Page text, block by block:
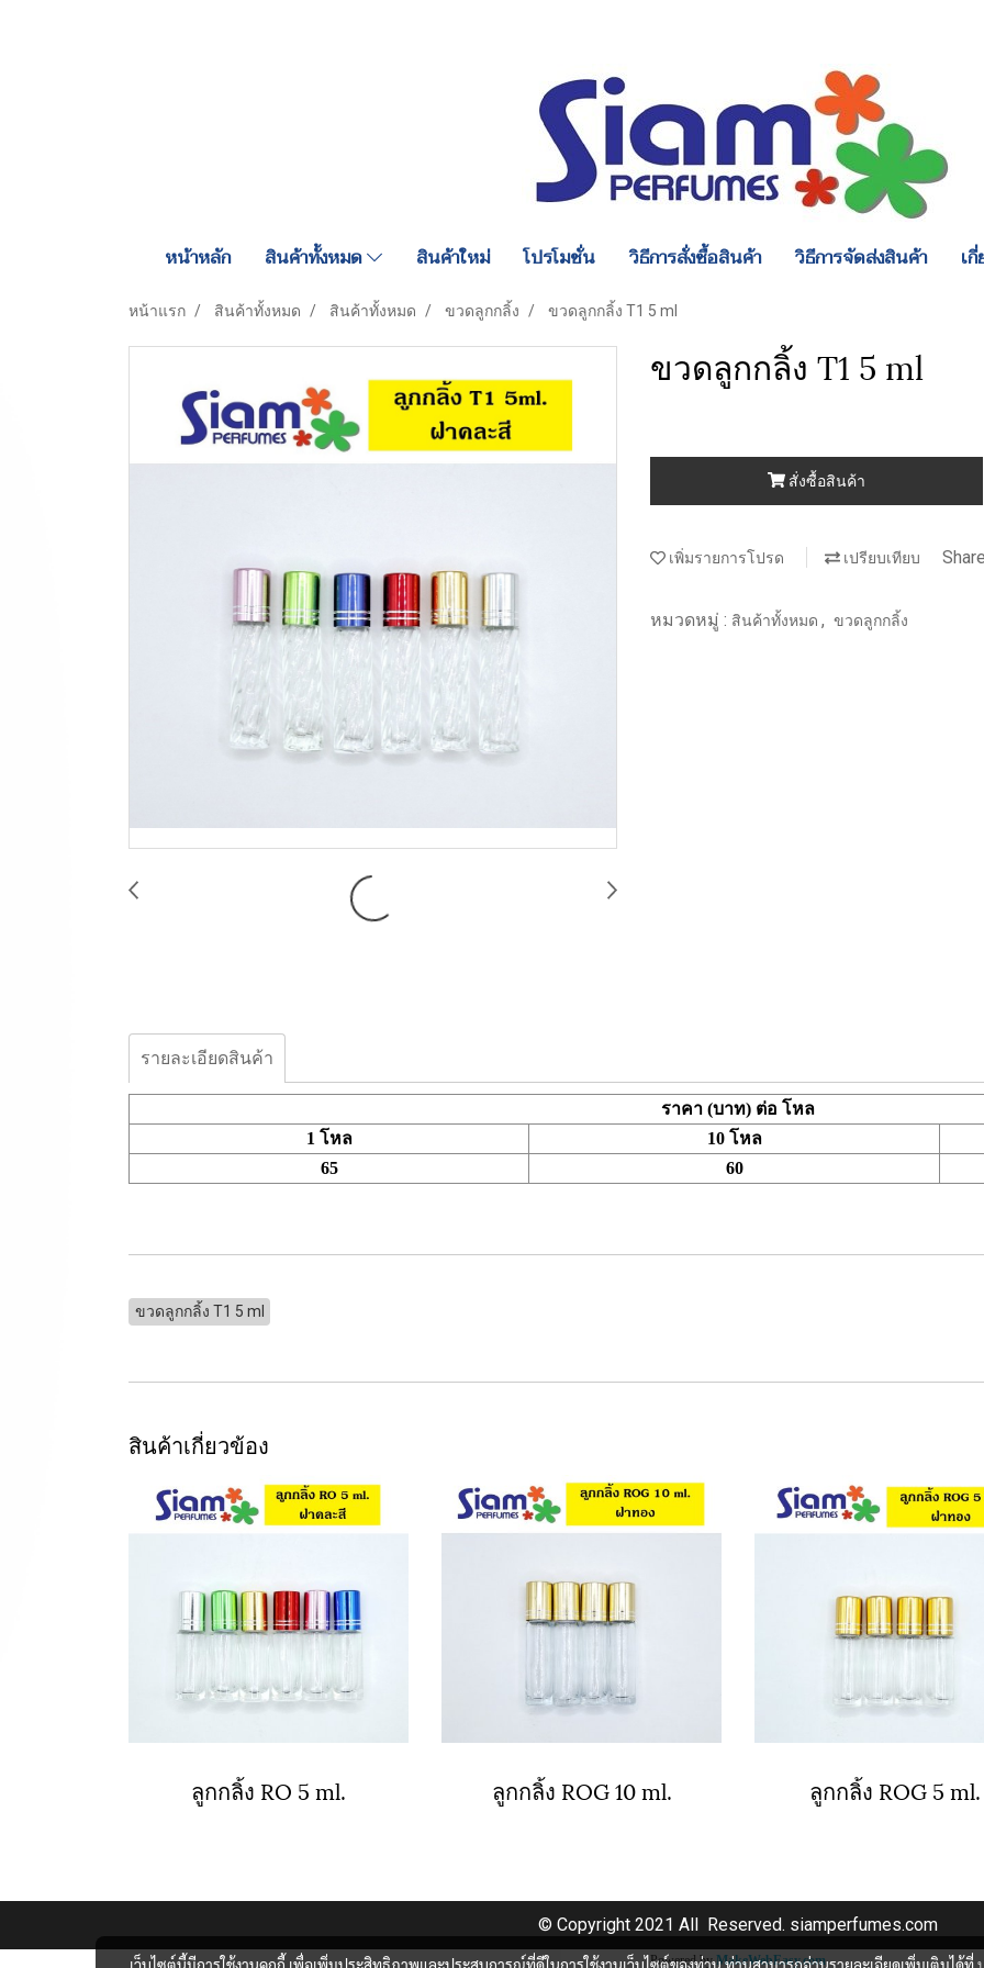
หน้าหลัก สินค้าทั้งหมด สินค้าใหม่ โปรโมชั่น วิธีการสั่งซื้อสินค้า วิธีการจัดส่งสินค้า เ
หน้าแรก สินค้าทั้งหมด สินค้าทั้งหมด ขวดลูกกลิ้ง ขวดลูกกลิ้ง T1 5 ml
ขวดลูกกลิ้ง T1 5 ml
สั่งซื้อสินค้า
เพิ่มรายการโปรด เปรียบเทียบ
หมวดหมู่ : สินค้าทั้งหมด , ขวดลูกกลิ้ง
รายละเอียดสินค้า
ราคา (บาท) ต่อ โหล
1 โหล
10 โหล
65
60
ขวดลูกกลิ้ง T1 5 ml
สินค้าเกี่ยวข้อง
ลูกกลิ้ง RO 5 ml. ลูกกลิ้ง ROG 10 ml. ลูกกลิ้ง ROG 5 ml.
© Copyright 2021 All Reserved. siamperfumes.com
Powered byMakeWebEasy.com